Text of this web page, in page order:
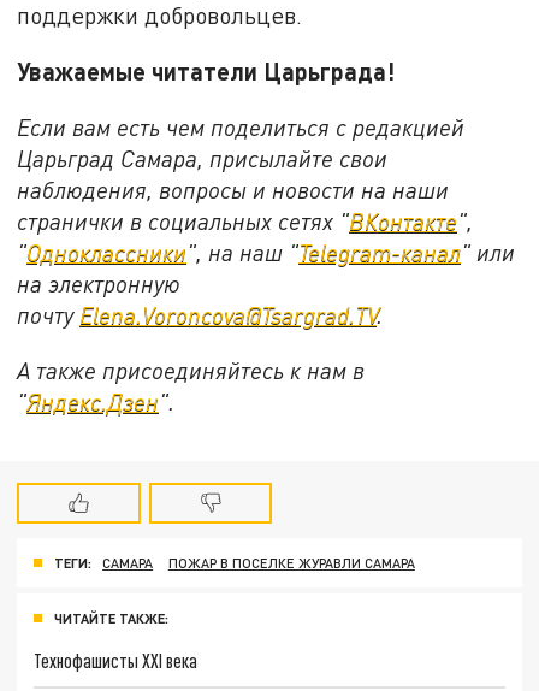
поддержки добровольцев.
Уважаемые читатели Царьграда!
Если вам есть чем поделиться с редакцией
Царьград Самара, присылайте свои
наблюдения, вопросы и новости на наши
странички в социальных сетях "ВКонтакте",
"Одноклассники", на наш "Telegram-канал" или
на электронную
почту Elena.Voroncova@Tsargrad.TV.
А также присоединяйтесь к нам в
"Яндекс.Дзен".
ТЕГИ: САМАРА ПОЖАР В ПОСЕЛКЕ ЖУРАВЛИ САМАРА
ЧИТАЙТЕ ТАКЖЕ:
Технофашисты XXI века